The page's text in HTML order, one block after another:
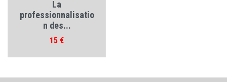
La
professionnalisatio
n des...
Prix
15 €